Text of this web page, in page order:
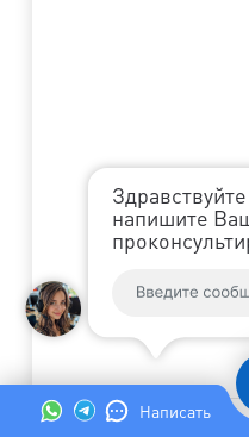
Написать
напишите
Готово 0%